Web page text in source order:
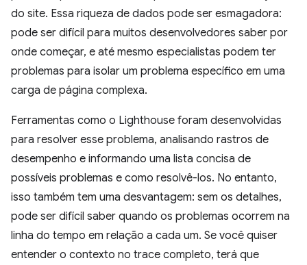
do site. Essa riqueza de dados pode ser esmagadora:
pode ser difícil para muitos desenvolvedores saber por
onde começar, e até mesmo especialistas podem ter
problemas para isolar um problema específico em uma
carga de página complexa.
Ferramentas como o Lighthouse foram desenvolvidas
para resolver esse problema, analisando rastros de
desempenho e informando uma lista concisa de
possíveis problemas e como resolvê-los. No entanto,
isso também tem uma desvantagem: sem os detalhes,
pode ser difícil saber quando os problemas ocorrem na
linha do tempo em relação a cada um. Se você quiser
entender o contexto no trace completo, terá que